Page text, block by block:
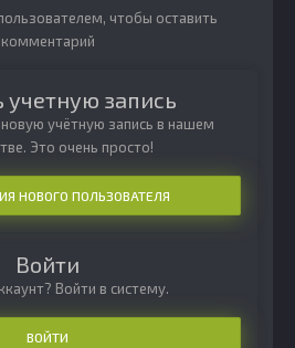
чтобы оставить
комментарий
учетную запись
учётную запись в нашем
Это очень просто!
НОВОГО ПОЛЬЗОВАТЕЛЯ
Войти
Войти в систему.
ВОЙТИ